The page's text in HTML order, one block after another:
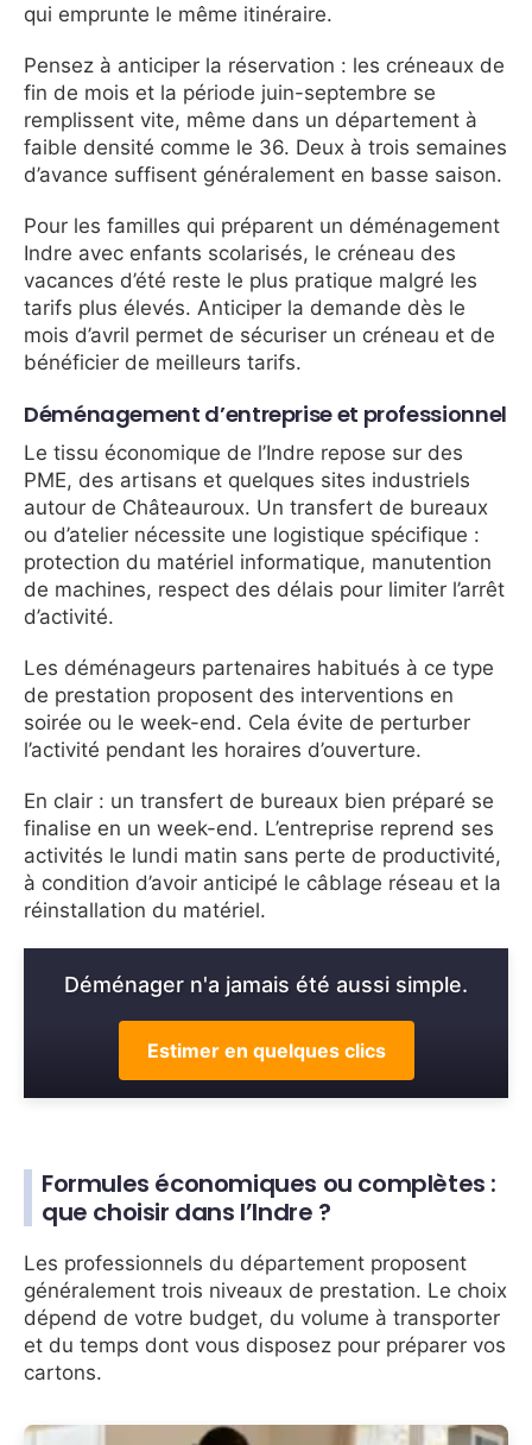
qui emprunte le même itinéraire.
Pensez à anticiper la réservation : les créneaux de
fin de mois et la période juin-septembre se
remplissent vite, même dans un département à
faible densité comme le 36. Deux à trois semaines
d’avance suffisent généralement en basse saison.
Pour les familles qui préparent un déménagement
Indre avec enfants scolarisés, le créneau des
vacances d’été reste le plus pratique malgré les
tarifs plus élevés. Anticiper la demande dès le
mois d’avril permet de sécuriser un créneau et de
bénéficier de meilleurs tarifs.
Déménagement d’entreprise et professionnel
Le tissu économique de l’Indre repose sur des
PME, des artisans et quelques sites industriels
autour de Châteauroux. Un transfert de bureaux
ou d’atelier nécessite une logistique spécifique :
protection du matériel informatique, manutention
de machines, respect des délais pour limiter l’arrêt
d’activité.
Les déménageurs partenaires habitués à ce type
de prestation proposent des interventions en
soirée ou le week-end. Cela évite de perturber
l’activité pendant les horaires d’ouverture.
En clair : un transfert de bureaux bien préparé se
finalise en un week-end. L’entreprise reprend ses
activités le lundi matin sans perte de productivité,
à condition d’avoir anticipé le câblage réseau et la
réinstallation du matériel.
Déménager n'a jamais été aussi simple.
Estimer en quelques clics
Formules économiques ou complètes :
que choisir dans l’Indre ?
Les professionnels du département proposent
généralement trois niveaux de prestation. Le choix
dépend de votre budget, du volume à transporter
et du temps dont vous disposez pour préparer vos
cartons.